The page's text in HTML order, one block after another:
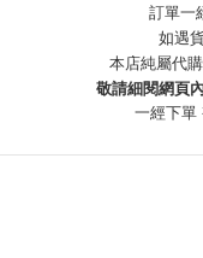
訂單一
如遇
本店純屬代
敬請細閱網頁
一經下單